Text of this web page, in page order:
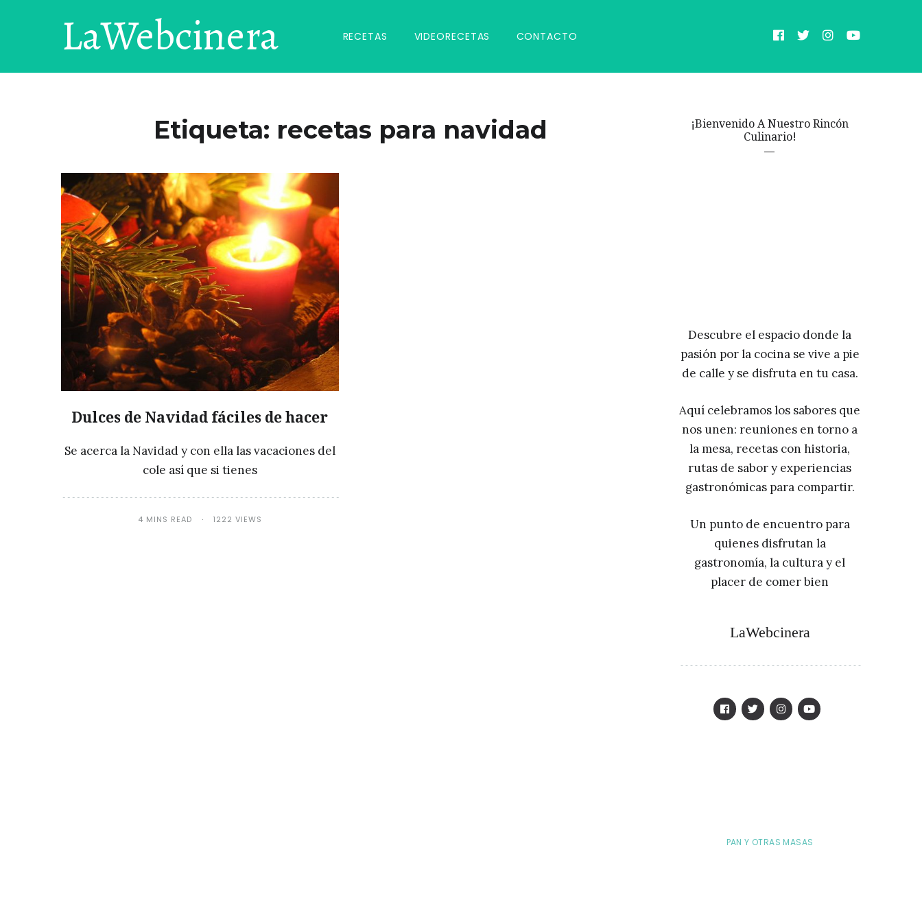
LaWebcinera RECETAS VIDEORECETAS CONTACTO
Etiqueta: recetas para navidad
Dulces de Navidad fáciles de hacer
Se acerca la Navidad y con ella las vacaciones del
cole así que si tienes
4 MINS READ 1222 VIEWS
¡Bienvenido A Nuestro Rincón
Culinario!
Descubre el espacio donde la
pasión por la cocina se vive a pie
de calle y se disfruta en tu casa.
Aquí celebramos los sabores que
nos unen: reuniones en torno a
la mesa, recetas con historia,
rutas de sabor y experiencias
gastronómicas para compartir.
Un punto de encuentro para
quienes disfrutan la
gastronomía, la cultura y el
placer de comer bien
LaWebcinera
PAN Y OTRAS MASAS